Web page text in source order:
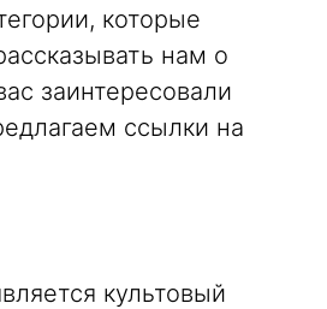
которые
нам о
заинтересовали
ссылки на
культовый